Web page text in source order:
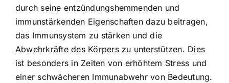
durch seine entzündungshemmenden und
immunstärkenden Eigenschaften dazu beitragen,
das Immunsystem zu stärken und die
Abwehrkräfte des Körpers zu unterstützen. Dies
ist besonders in Zeiten von erhöhtem Stress und
einer schwächeren Immunabwehr von Bedeutung.